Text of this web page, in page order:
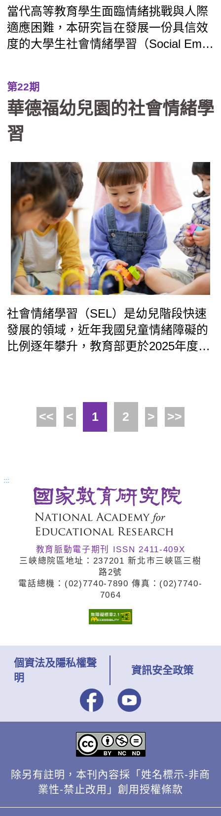
當代高等教育學生面臨情緒挑戰與人際
適應困難，本研究旨在發展一份具信效
度的大學生社會情緒學習（Social Emoti
的支持需求。研究以教師觀察為基礎，
參考CASEL（美國社會情緒學習協會Co
llaborative for Academic, Social, and E
motional Learning, CASEL）理論與在
立大學學生為施測對象，進行預試與正
式施測，建構出涵蓋六大構面的26題量
表，並分析性別、學院與年級的差異。
研究結果顯示量表具良好信效度，可作
為課程設計與輔導介入的實證工具。
第22期
華德福幼兒園的社會情緒學
習
社會情緒學習（SEL）是幼兒階段快速
發展的領域，近年我國兒童情緒障礙的
比例逐年攀升，教育部更於2025年度開
建立完整的生活理解和社會關係，也幫
助教師在設計課程節奏時，平衡活動類
習框架以及相關SEL的概念內容，提取
華德福幼兒教育中有利於發展SEL的4個
內涵，作為學前教育的設計參考。
<< < 1 2 > >>
:::
教育脈動電子期刊 ISSN 2411-409X
三峽總院區地址：237201 新北市三峽區三樹
路2號
電話總機：(02)7740-7890 傳真：(02)7740-
7064
個資法及隱私權聲
明
資訊安全政策
除另有註明，本刊內容採「姓名標示-非商
業性-禁止改用」創用授權條款